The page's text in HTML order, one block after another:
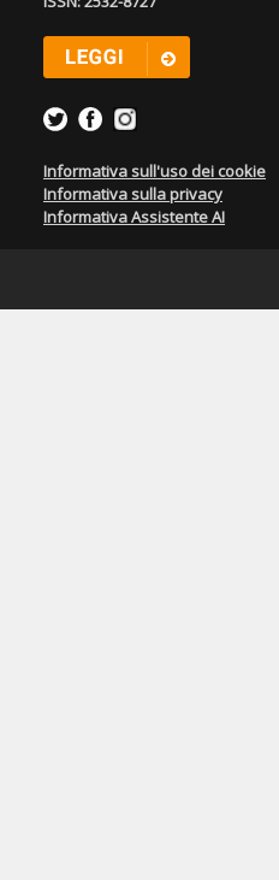
Informativa sull'uso dei cookie
Informativa sulla privacy
Informativa Assistente AI